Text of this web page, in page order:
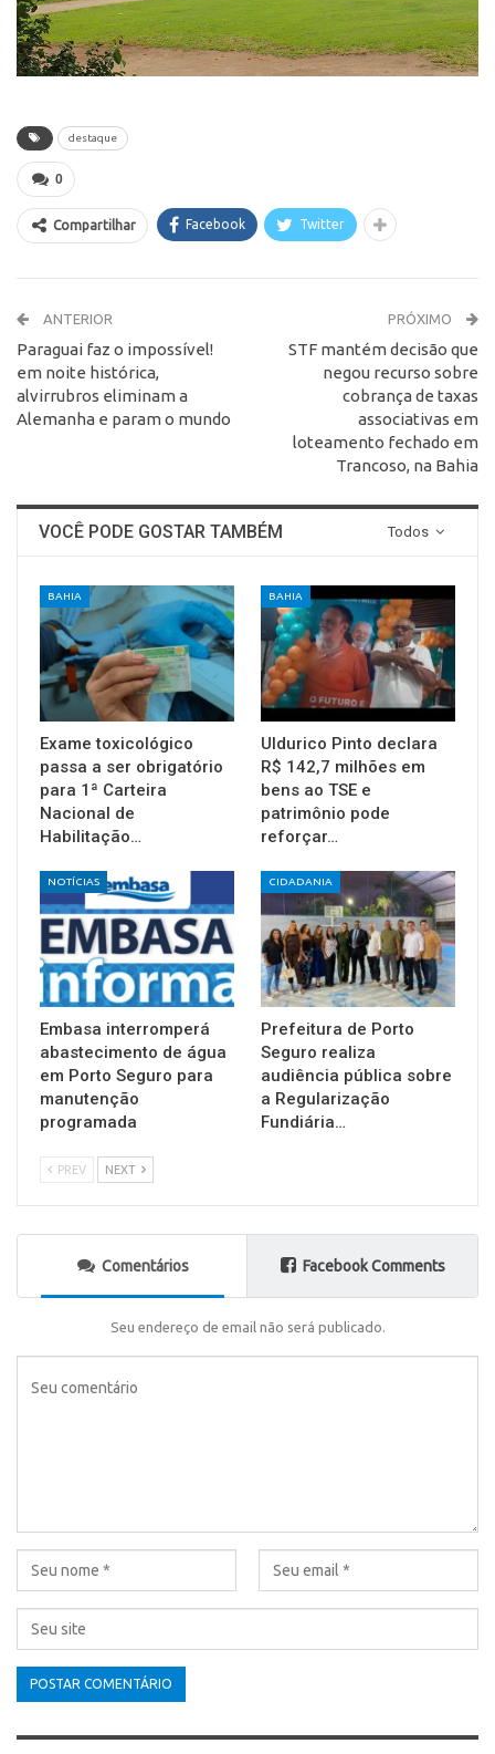
destaque
0
Compartilhar Facebook Twitter
ANTERIOR
Paraguai faz o impossível!
em noite histórica,
alvirrubros eliminam a
Alemanha e param o mundo
PRÓXIMO
STF mantém decisão que
negou recurso sobre
cobrança de taxas
associativas em
loteamento fechado em
Trancoso, na Bahia
Todos
VOCÊ PODE GOSTAR TAMBÉM
BAHIA
Exame toxicológico
passa a ser obrigatório
para 1ª Carteira
Nacional de
Habilitação…
BAHIA
Uldurico Pinto declara
R$ 142,7 milhões em
bens ao TSE e
patrimônio pode
reforçar…
NOTÍCIAS
Embasa interromperá
abastecimento de água
em Porto Seguro para
manutenção
programada
CIDADANIA
Prefeitura de Porto
Seguro realiza
audiência pública sobre
a Regularização
Fundiária…
PREV NEXT
Comentários Facebook Comments
Seu endereço de email não será publicado.